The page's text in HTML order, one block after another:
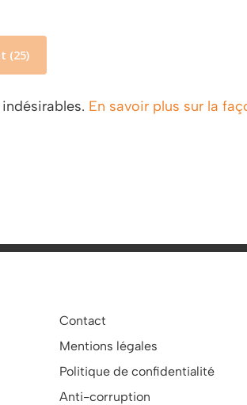
En savoir plus sur la
Contact
Mentions légales
Politique de confidentialité
Anti-corruption